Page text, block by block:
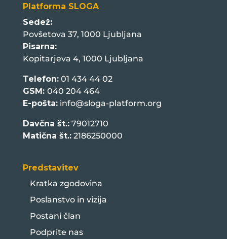
Platforma SLOGA
Sedež:
Povšetova 37, 1000 Ljubljana
Pisarna:
Kopitarjeva 4, 1000 Ljubljana
Telefon:01 434 44 02
GSM: 040 204 464
E-pošta: info@sloga-platform.org
Davčna št.:79012710
Matična št.:2186250000
Predstavitev
Kratka zgodovina
Poslanstvo in vizija
Postani član
Podprite nas